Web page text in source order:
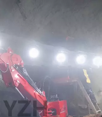
Martillo hidráulico de marca
Martillo Hidráulico Marca
Sistema de barreras